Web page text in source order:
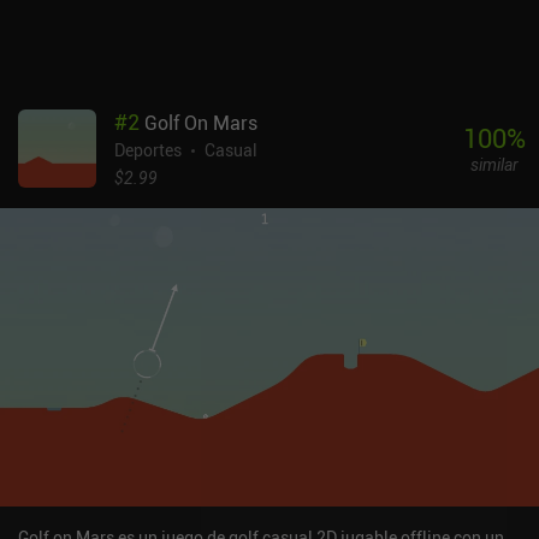
#2 Golf On Mars
Deportes
Casual
$2.99
100%
similar